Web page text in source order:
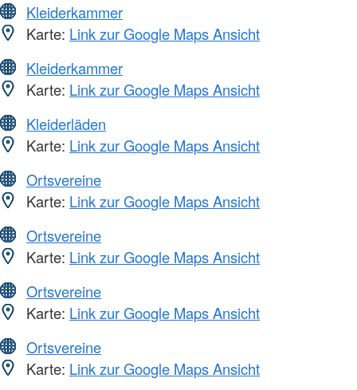
Kleiderkammer
Karte: Link zur Google Maps Ansicht
Kleiderkammer
Karte: Link zur Google Maps Ansicht
Kleiderläden
Karte: Link zur Google Maps Ansicht
Ortsvereine
Karte: Link zur Google Maps Ansicht
Ortsvereine
Karte: Link zur Google Maps Ansicht
Ortsvereine
Karte: Link zur Google Maps Ansicht
Ortsvereine
Karte: Link zur Google Maps Ansicht